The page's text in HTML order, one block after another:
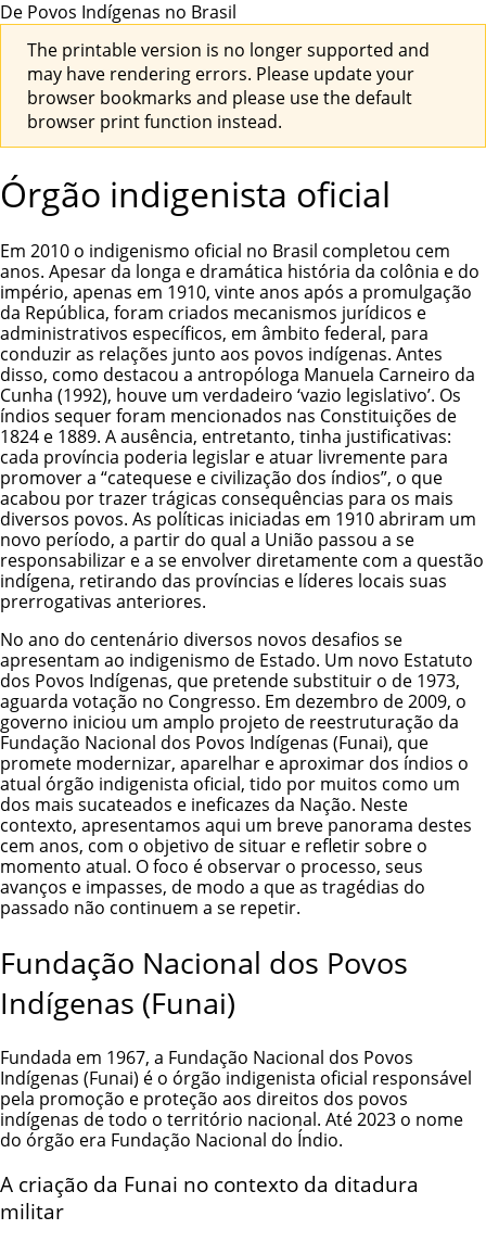
De Povos Indígenas no Brasil
The printable version is no longer supported and
may have rendering errors. Please update your
browser bookmarks and please use the default
browser print function instead.
Órgão indigenista oficial
Em 2010 o indigenismo oficial no Brasil completou cem
anos. Apesar da longa e dramática história da colônia e do
império, apenas em 1910, vinte anos após a promulgação
da República, foram criados mecanismos jurídicos e
administrativos específicos, em âmbito federal, para
conduzir as relações junto aos povos indígenas. Antes
disso, como destacou a antropóloga Manuela Carneiro da
Cunha (1992), houve um verdadeiro ‘vazio legislativo’. Os
índios sequer foram mencionados nas Constituições de
1824 e 1889. A ausência, entretanto, tinha justificativas:
cada província poderia legislar e atuar livremente para
promover a “catequese e civilização dos índios”, o que
acabou por trazer trágicas consequências para os mais
diversos povos. As políticas iniciadas em 1910 abriram um
novo período, a partir do qual a União passou a se
responsabilizar e a se envolver diretamente com a questão
indígena, retirando das províncias e líderes locais suas
prerrogativas anteriores.
No ano do centenário diversos novos desafios se
apresentam ao indigenismo de Estado. Um novo Estatuto
dos Povos Indígenas, que pretende substituir o de 1973,
aguarda votação no Congresso. Em dezembro de 2009, o
governo iniciou um amplo projeto de reestruturação da
Fundação Nacional dos Povos Indígenas (Funai), que
promete modernizar, aparelhar e aproximar dos índios o
atual órgão indigenista oficial, tido por muitos como um
dos mais sucateados e ineficazes da Nação. Neste
contexto, apresentamos aqui um breve panorama destes
cem anos, com o objetivo de situar e refletir sobre o
momento atual. O foco é observar o processo, seus
avanços e impasses, de modo a que as tragédias do
passado não continuem a se repetir.
Fundação Nacional dos Povos
Indígenas (Funai)
Fundada em 1967, a Fundação Nacional dos Povos
Indígenas (Funai) é o órgão indigenista oficial responsável
pela promoção e proteção aos direitos dos povos
indígenas de todo o território nacional. Até 2023 o nome
do órgão era Fundação Nacional do Índio.
A criação da Funai no contexto da ditadura
militar